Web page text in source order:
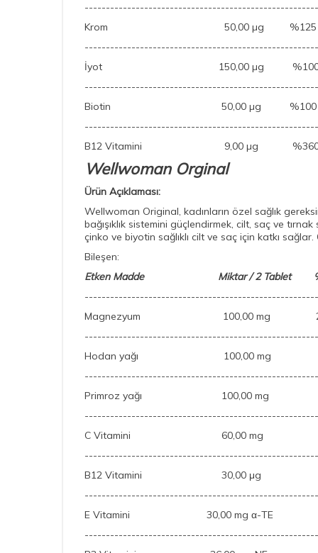
Krom 50,00 µg %125
İyot 150,00 µg
Biotin 50,00 µg %100
B12 Vitamini 9,00 µg
Wellwoman Orginal
Ürün Açıklaması:
Wellwoman Original, kadınların özel sağlık
bağışıklık sistemini güçlendirmek, cilt, saç ve
çinko ve biyotin sağlıklı cilt ve saç için katkı
Bileşen:
Etken Madde Miktar / 2 Tablet
Magnezyum 100,00 mg
Hodan yağı 100,00 mg
Primroz yağı 100,00 mg
C Vitamini 60,00 mg
B12 Vitamini 30,00 μg
E Vitamini 30,00 mg α-TE